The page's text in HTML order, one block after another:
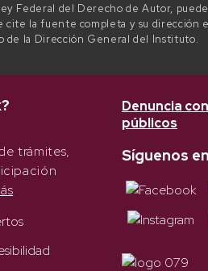
Federal del Derecho de Autor,
la fuente completa y su dirección
de la Dirección General del Instituto.
trámites,
Denuncia
públicos
Síguenos en